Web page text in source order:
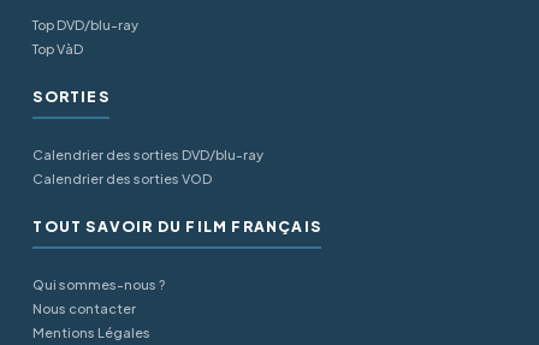
Top DVD/blu-ray
Top VàD
SORTIES
Calendrier des sorties DVD/blu-ray
Calendrier des sorties VOD
TOUT SAVOIR DU FILM FRANÇAIS
Qui sommes-nous ?
Nous contacter
Mentions Légales